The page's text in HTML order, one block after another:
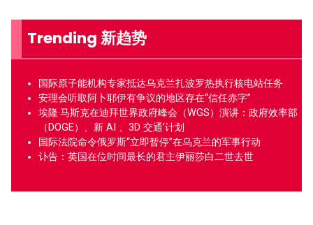
Trending 新趋势
国际原子能机构专家抵达乌克兰扎波罗热执行核电站任务
安理会听取阿卜耶伊有争议的地区存在“信任赤字”
埃隆·马斯克在迪拜世界政府峰会（WGS）演讲：政府效率部
（DOGE）、新 AI 、3D 交通’计划
国际法院命令俄罗斯“立即暂停”在乌克兰的军事行动
讣告：英国在位时间最长的君主伊丽莎白二世去世